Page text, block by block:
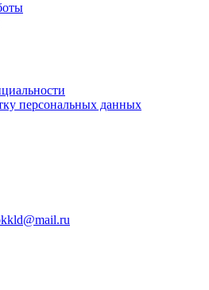
персональных данных